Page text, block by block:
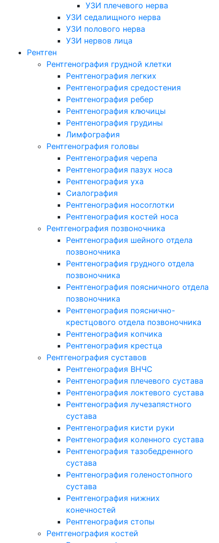
УЗИ плечевого нерва
УЗИ седалищного нерва
УЗИ полового нерва
УЗИ нервов лица
Рентген
Рентгенография грудной клетки
Рентгенография легких
Рентгенография средостения
Рентгенография ребер
Рентгенография ключицы
Рентгенография грудины
Лимфография
Рентгенография головы
Рентгенография черепа
Рентгенография пазух носа
Рентгенография уха
Сиалография
Рентгенография носоглотки
Рентгенография костей носа
Рентгенография позвоночника
Рентгенография шейного отдела
позвоночника
Рентгенография грудного отдела
позвоночника
Рентгенография поясничного отдела
позвоночника
Рентгенография пояснично-
крестцового отдела позвоночника
Рентгенография копчика
Рентгенография крестца
Рентгенография суставов
Рентгенография ВНЧС
Рентгенография плечевого сустава
Рентгенография локтевого сустава
Рентгенография лучезапястного
сустава
Рентгенография кисти руки
Рентгенография коленного сустава
Рентгенография тазобедренного
сустава
Рентгенография голеностопного
сустава
Рентгенография нижних
конечностей
Рентгенография стопы
Рентгенография костей